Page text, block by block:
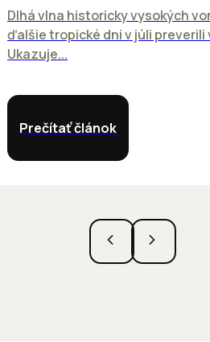
Dlhá vlna historicky vysokých
ďalšie tropické dni v júli preverili
Ukazuje...
Prečítať článok